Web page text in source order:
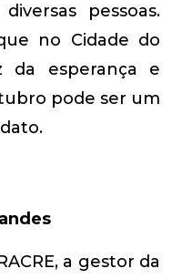
pessoas.
no Cidade do
da esperança e
pode ser um
a gestor da